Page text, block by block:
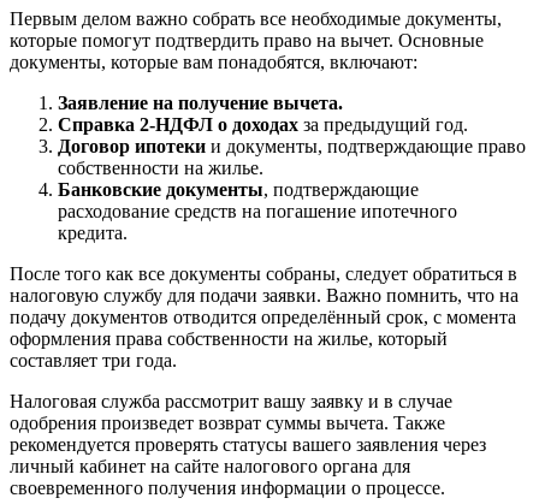
Первым делом важно собрать все необходимые документы,
которые помогут подтвердить право на вычет. Основные
документы, которые вам понадобятся, включают:
Заявление на получение вычета.
Справка 2-НДФЛ о доходах за предыдущий год.
Договор ипотеки и документы, подтверждающие право
собственности на жилье.
Банковские документы, подтверждающие
расходование средств на погашение ипотечного
кредита.
После того как все документы собраны, следует обратиться в
налоговую службу для подачи заявки. Важно помнить, что на
подачу документов отводится определённый срок, с момента
оформления права собственности на жилье, который
составляет три года.
Налоговая служба рассмотрит вашу заявку и в случае
одобрения произведет возврат суммы вычета. Также
рекомендуется проверять статусы вашего заявления через
личный кабинет на сайте налогового органа для
своевременного получения информации о процессе.